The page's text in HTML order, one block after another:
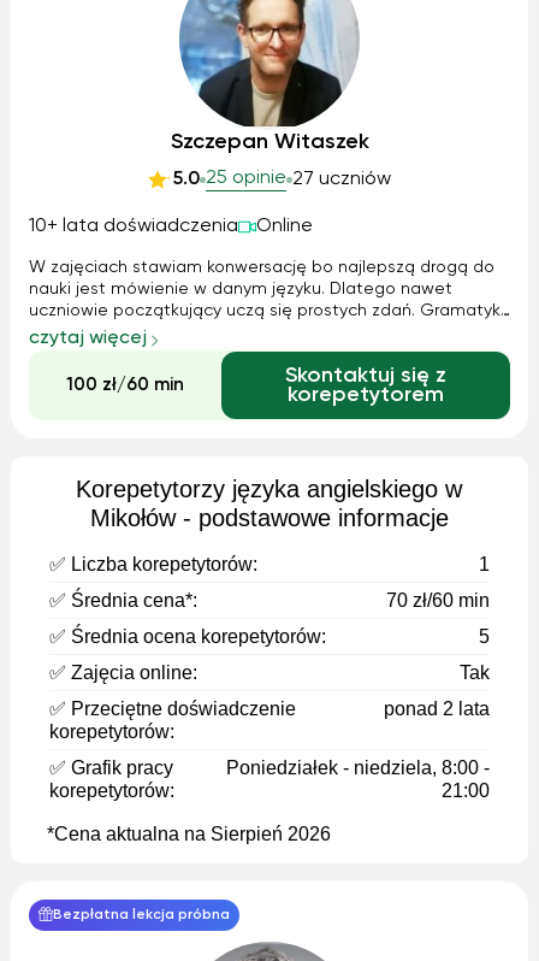
Szczepan Witaszek
5.0 25 opinie 27 uczniów
10+ lata doświadczenia Online
W zajęciach stawiam konwersację bo najlepszą drogą do
nauki jest mówienie w danym języku. Dlatego nawet
uczniowie początkujący uczą się prostych zdań. Gramatykę
również da się opanować przez konwersację. Oczywiście
pomagam również w bieżącej nauce i przygotowuję do
egzaminów
czytaj więcej
100 zł/60 min
Skontaktuj się z
korepetytorem
Korepetytorzy języka angielskiego w
Mikołów - podstawowe informacje
✅ Liczba korepetytorów:
1
✅ Średnia cena*:
70 zł/60 min
✅ Średnia ocena korepetytorów:
5
✅ Zajęcia online:
Tak
✅ Przeciętne doświadczenie
korepetytorów:
ponad 2 lata
✅ Grafik pracy
korepetytorów:
Poniedziałek - niedziela, 8:00 -
21:00
*Cena aktualna na Sierpień 2026
Bezpłatna lekcja próbna